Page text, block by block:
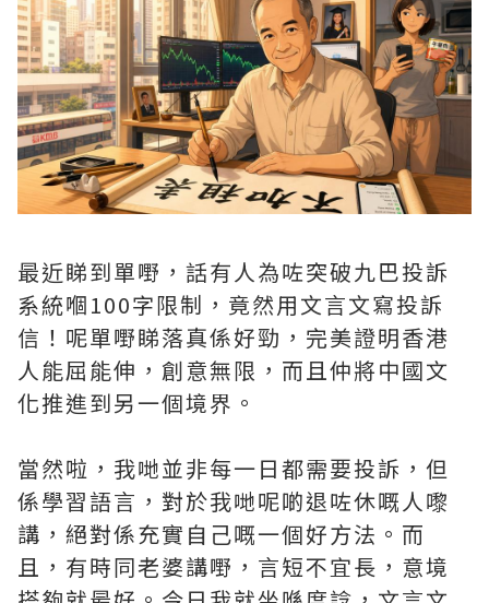
最近睇到單嘢，話有人為咗突破九巴投訴
系統嗰100字限制，竟然用文言文寫投訴
信！呢單嘢睇落真係好勁，完美證明香港
人能屈能伸，創意無限，而且仲將中國文
化推進到另一個境界。
當然啦，我哋並非每一日都需要投訴，但
係學習語言，對於我哋呢啲退咗休嘅人嚟
講，絕對係充實自己嘅一個好方法。而
且，有時同老婆講嘢，言短不宜長，意境